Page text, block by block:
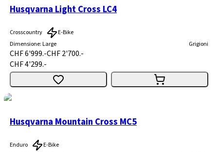
Husqvarna Light Cross LC4
Crosscountry
E-Bike
Dimensione:Large Grigioni
CHF 6'999.-CHF 2'700.-
CHF 4'299.-
Husqvarna Mountain Cross MC5
Enduro
E-Bike